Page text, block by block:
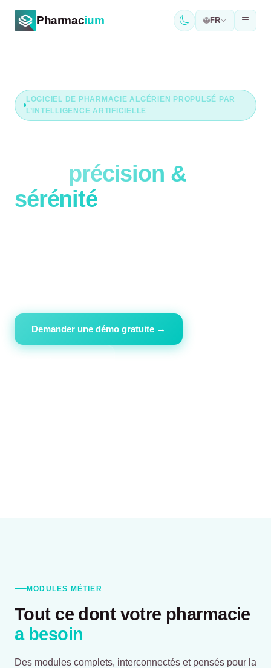
Pharmacium FR
LOGICIEL DE PHARMACIE ALGÉRIEN PROPULSÉ PAR
L’INTELLIGENCE ARTIFICIELLE
précision &
sérénité
Demander une démo gratuite →
MODULES MÉTIER
Tout ce dont votre pharmacie
a besoin
Des modules complets, interconnectés et pensés pour la